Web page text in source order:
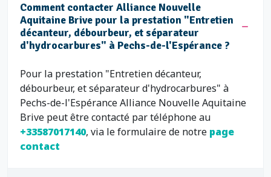
Comment contacter Alliance Nouvelle
Aquitaine Brive pour la prestation "Entretien
décanteur, débourbeur, et séparateur
d'hydrocarbures" à Pechs-de-l'Espérance ?
Pour la prestation "Entretien décanteur,
débourbeur, et séparateur d'hydrocarbures" à
Pechs-de-l'Espérance Alliance Nouvelle Aquitaine
Brive peut être contacté par téléphone au
+33587017140, via le formulaire de notre page
contact